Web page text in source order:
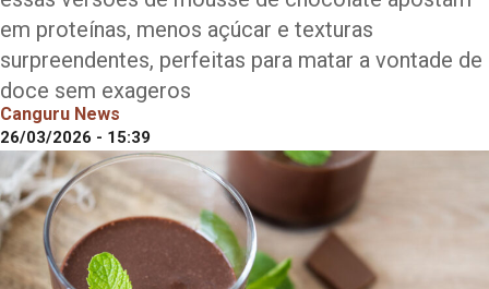
em proteínas, menos açúcar e texturas
surpreendentes, perfeitas para matar a vontade de
doce sem exageros
Canguru News
26/03/2026 - 15:39